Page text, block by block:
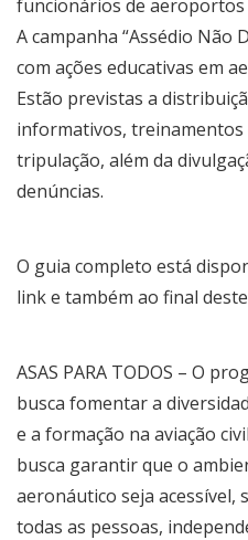
funcionários de aeroportos
A campanha “Assédio Não
com ações educativas em
Estão previstas a
informativos, treinamentos
tripulação, além da
denúncias.
O guia completo está
link e também ao final
ASAS PARA TODOS – O
busca fomentar a
e a formação na aviação
busca garantir que o
aeronáutico seja acessível,
todas as pessoas,